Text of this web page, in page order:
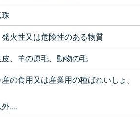
珠
火性又は危険性のある物質
、羊の原毛、動物の毛
の食用又は産業用の種ばれいしょ。
外....